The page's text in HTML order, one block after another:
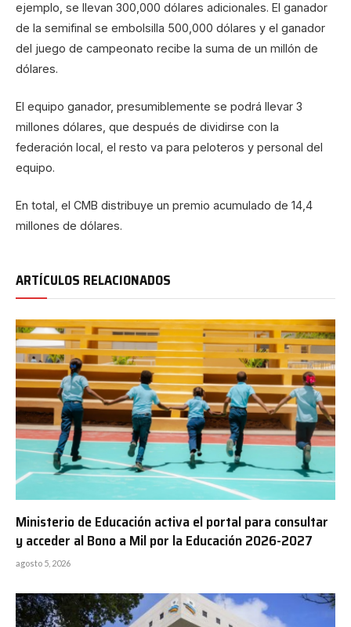
ejemplo, se llevan 300,000 dólares adicionales. El ganador
de la semifinal se embolsilla 500,000 dólares y el ganador
del juego de campeonato recibe la suma de un millón de
dólares.
El equipo ganador, presumiblemente se podrá llevar 3
millones dólares, que después de dividirse con la
federación local, el resto va para peloteros y personal del
equipo.
En total, el CMB distribuye un premio acumulado de 14,4
millones de dólares.
ARTÍCULOS RELACIONADOS
Ministerio de Educación activa el portal para consultar
y acceder al Bono a Mil por la Educación 2026-2027
agosto 5, 2026